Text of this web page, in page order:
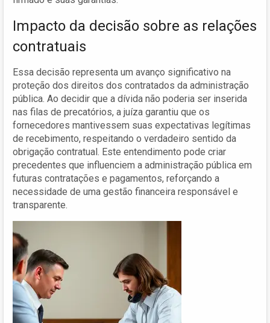
Impacto da decisão sobre as relações
contratuais
Essa decisão representa um avanço significativo na
proteção dos direitos dos contratados da administração
pública. Ao decidir que a dívida não poderia ser inserida
nas filas de precatórios, a juíza garantiu que os
fornecedores mantivessem suas expectativas legítimas
de recebimento, respeitando o verdadeiro sentido da
obrigação contratual. Este entendimento pode criar
precedentes que influenciem a administração pública em
futuras contratações e pagamentos, reforçando a
necessidade de uma gestão financeira responsável e
transparente.